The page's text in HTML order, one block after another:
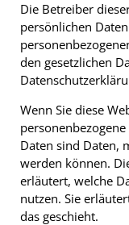
Die Betreiber
persönlichen
den gesetzlichen
Wenn Sie diese
Daten sind Daten,
werden können.
erläutert, welche
nutzen. Sie
das geschieht.